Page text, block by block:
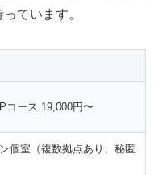
ています。
コース 19,000円〜
個室（複数拠点あり、秘匿